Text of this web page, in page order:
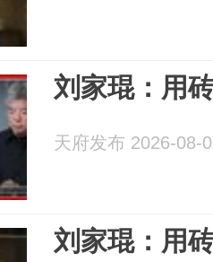
刘家琨：用
天府发布 2026-08-
刘家琨：用